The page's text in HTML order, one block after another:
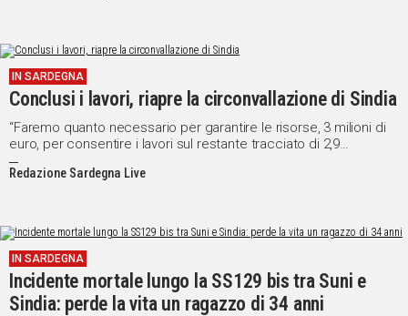
IN SARDEGNA
Conclusi i lavori, riapre la circonvallazione di Sindia
“Faremo quanto necessario per garantire le risorse, 3 milioni di
euro, per consentire i lavori sul restante tracciato di 2,9
chilometri” fa sapere l’assessore Saiu
Redazione Sardegna Live
IN SARDEGNA
Incidente mortale lungo la SS129 bis tra Suni e
Sindia: perde la vita un ragazzo di 34 anni